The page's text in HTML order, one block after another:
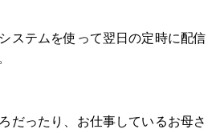
ステムを使って翌日の定時に配信
だったり、お仕事しているお母さ